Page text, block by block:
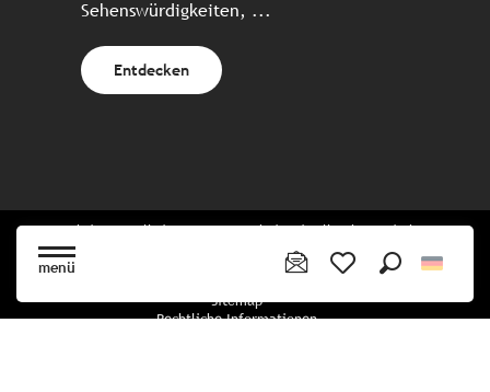
menü
Sehenswürdigkeiten, ...
Entdecken
Website erstellt in Zusammenarbeit mit allen bretonischen
Tourismuspartnern
Sitemap
Rechtliche Informationen